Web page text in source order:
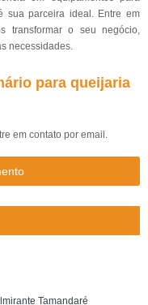
sua parceira ideal. Entre em
transformar o seu negócio,
necessidades.
para queijaria
em contato por email.
Tamandaré